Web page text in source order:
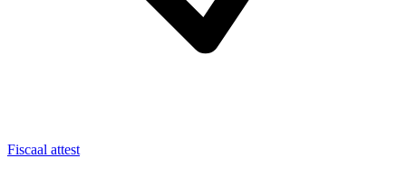
Fiscaal attest